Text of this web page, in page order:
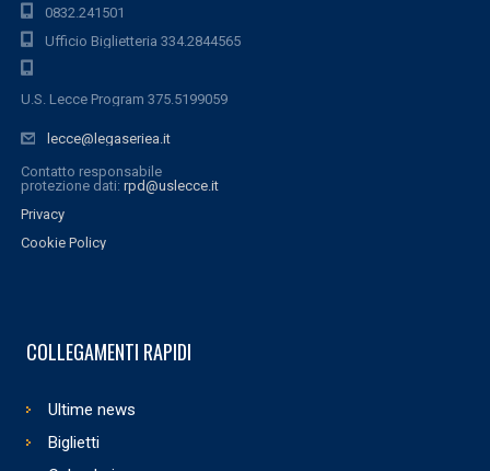
0832.241501
Ufficio Biglietteria 334.2844565
U.S. Lecce Program 375.5199059
lecce@legaseriea.it
Contatto responsabile
protezione dati: rpd@uslecce.it
Privacy
Cookie Policy
COLLEGAMENTI RAPIDI
Ultime news
Biglietti